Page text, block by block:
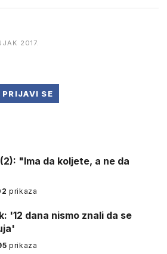
2017.
PRIJAVI SE
"Ima da koljete, a ne da
prikaza
'12 dana nismo znali da se
prikaza